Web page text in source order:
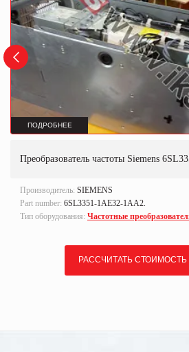
ПОДРОБНЕЕ
Преобразователь частоты Siemens
Производитель: SIEMENS
Part number: 6SL3351-1AE32-1AA2.
Тип оборудования: Частотные
РАССЧИТАТЬ